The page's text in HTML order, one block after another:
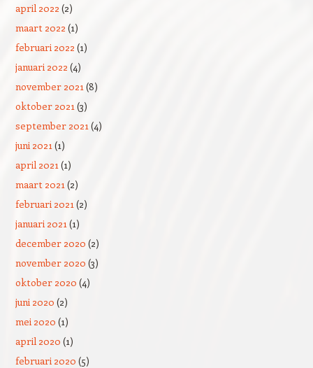
april 2022 (2)
maart 2022 (1)
februari 2022 (1)
januari 2022 (4)
november 2021(8)
oktober 2021(3)
september 2021(4)
juni 2021(1)
april 2021(1)
maart 2021(2)
februari 2021(2)
januari 2021(1)
december 2020 (2)
november 2020 (3)
oktober 2020 (4)
juni 2020 (2)
mei 2020 (1)
april 2020 (1)
februari 2020 (5)